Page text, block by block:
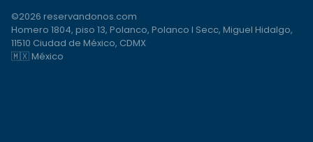
©2026 reservandonos.com
Homero 1804, piso 13, Polanco, Polanco I Secc, Miguel Hidalgo,
11510 Ciudad de México, CDMX
🇲🇽 México